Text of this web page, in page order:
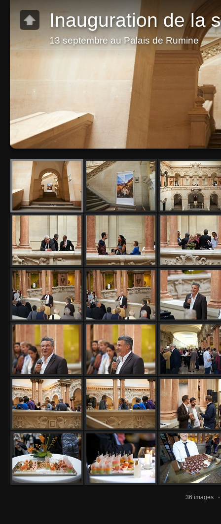
Inauguration de la
13 septembre au Palais de Rumine
36 images